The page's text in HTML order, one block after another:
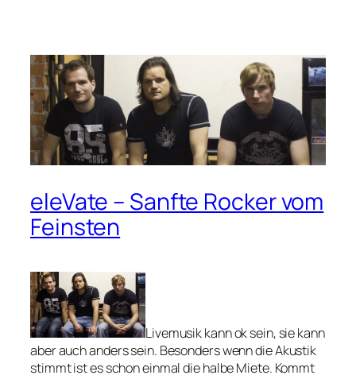
eleVate – Sanfte Rocker vom
Feinsten
Livemusik kann ok sein, sie kann
aber auch anders sein. Besonders wenn die Akustik
stimmt ist es schon einmal die halbe Miete. Kommt